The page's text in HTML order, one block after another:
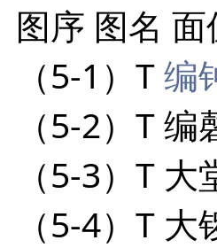
图序 图名 面
（5-1）T编
（5-2）T
（5-3）T
（5-4）T